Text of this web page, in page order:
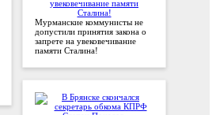
Мурманские коммунисты не
допустили принятия закона о
запрете на увековечивание
памяти Сталина!